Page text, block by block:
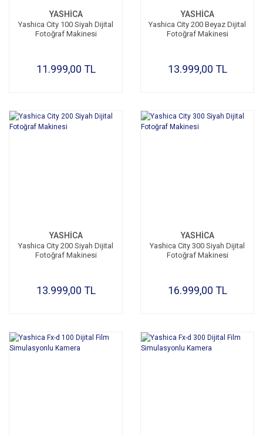
YASHİCA
Yashica City 100 Siyah Dijital
Fotoğraf Makinesi
11.999,00 TL
YASHİCA
Yashica City 200 Beyaz Dijital
Fotoğraf Makinesi
13.999,00 TL
YASHİCA
Yashica City 200 Siyah Dijital
Fotoğraf Makinesi
13.999,00 TL
YASHİCA
Yashica City 300 Siyah Dijital
Fotoğraf Makinesi
16.999,00 TL